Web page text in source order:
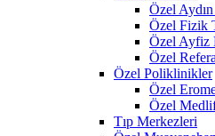
Özel
Özel Fizik
Özel Ayfiz
Özel
Özel Poliklinikler
Özel
Özel
Tıp Merkezleri